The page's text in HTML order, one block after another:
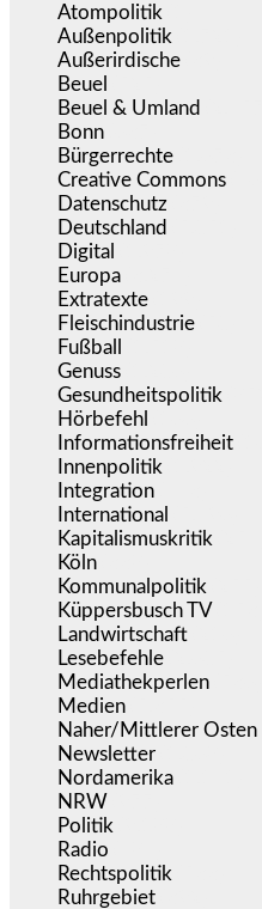
Atompolitik
Außenpolitik
Außerirdische
Beuel
Beuel & Umland
Bonn
Bürgerrechte
Creative Commons
Datenschutz
Deutschland
Digital
Europa
Extratexte
Fleischindustrie
Fußball
Genuss
Gesundheitspolitik
Hörbefehl
Informationsfreiheit
Innenpolitik
Integration
International
Kapitalismuskritik
Köln
Kommunalpolitik
Küppersbusch TV
Landwirtschaft
Lesebefehle
Mediathekperlen
Medien
Naher/Mittlerer Osten
Newsletter
Nordamerika
NRW
Politik
Radio
Rechtspolitik
Ruhrgebiet